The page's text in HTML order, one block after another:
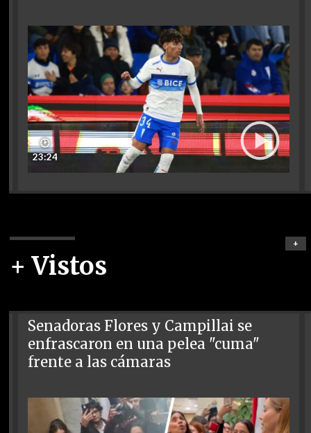
🕑
23:24
+ Vistos
+
Senadoras Flores y Campillai se
enfrascaron en una pelea "cuma"
frente a las cámaras